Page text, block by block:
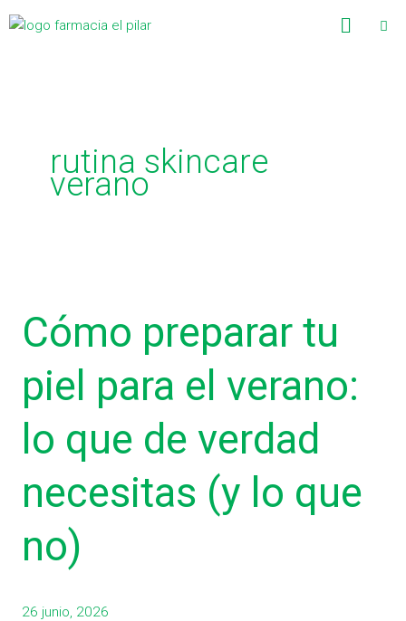
Menú
C
rutina skincare
verano
Cómo preparar tu
piel para el verano:
lo que de verdad
necesitas (y lo que
no)
26 junio, 2026
tu
piel
el
verano:
que
verdad
(y
no)